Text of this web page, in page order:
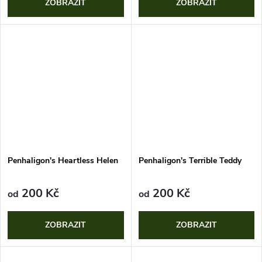
ZOBRAZIT ZOBRAZIT
Penhaligon's Heartless Helen
od 200 Kč
ZOBRAZIT
Penhaligon's Terrible Teddy
od 200 Kč
ZOBRAZIT